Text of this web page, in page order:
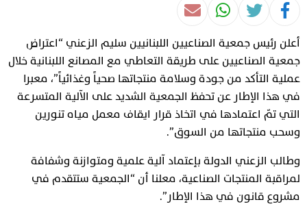
أعلن رئيس جمعية الصناعيين اللبنانيين سليم الزعني “اعتراض
جمعية الصناعيين على طريقة التعاطي مع المصانع اللبنانية خلال
عملية التأكد من جودة وسلامة منتجاتها صحياً وغذائياً”، معبرا
في هذا الإطار عن تحفظ الجمعية الشديد على الآلية المتسرعة
التي تمّ اعتمادها في اتخاذ قرار ايقاف معمل مياه تنورين
وسحب منتجاتها من السوق”.
وطالب الزعني الدولة بإعتماد آلية علمية ومتوازنة وشفافة
لمراقبة المنتجات الصناعية، معلنا أن “الجمعية ستتقدم في
مشروع قانون في هذا الإطار”.